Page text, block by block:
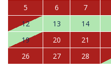
5
6 7
12
13 14
19
20 21
26
27 28